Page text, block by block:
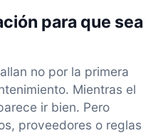
para que sea
no por la primera
Mientras el
ir bien. Pero
proveedores o reglas